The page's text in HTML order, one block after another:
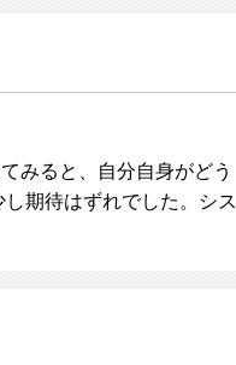
みると、自分自身がどう
期待はずれでした。シス